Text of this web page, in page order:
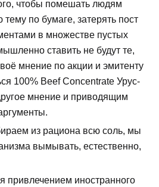
чтобы помешать людям
тему по бумаге, затерять пост
в множестве пустых
ставить не будут те,
мнение по акции и эмитенту
100% Beef Concentrate Урус-
мнение и приводящим
из рациона всю соль, мы
вымывать, естественно,
привлечением иностранного